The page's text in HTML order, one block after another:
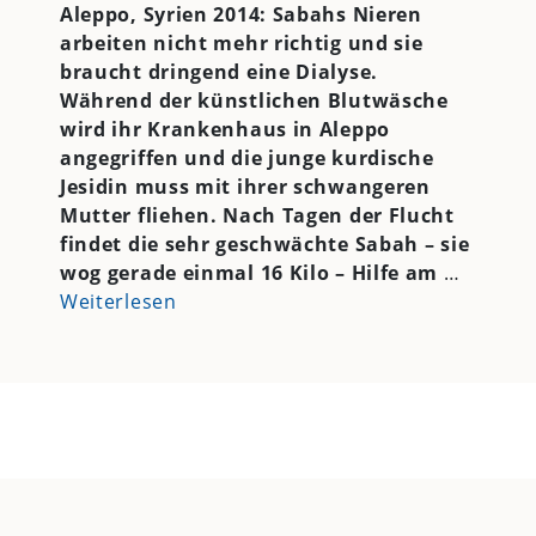
Aleppo, Syrien 2014: Sabahs Nieren
arbeiten nicht mehr richtig und sie
braucht dringend eine Dialyse.
Während der künstlichen Blutwäsche
wird ihr Krankenhaus in Aleppo
angegriffen und die junge kurdische
Jesidin muss mit ihrer schwangeren
Mutter fliehen. Nach Tagen der Flucht
findet die sehr geschwächte Sabah – sie
wog gerade einmal 16 Kilo – Hilfe am …
Weiterlesen